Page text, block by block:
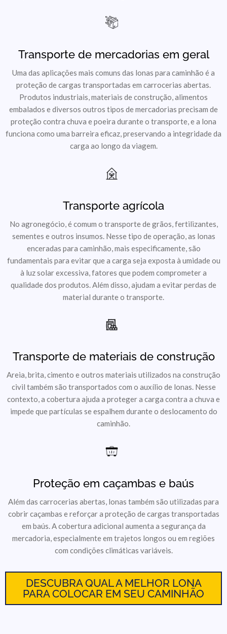
Transporte de mercadorias em geral​
Uma das aplicações mais comuns das lonas para caminhão é a
proteção de cargas transportadas em carrocerias abertas.
Produtos industriais, materiais de construção, alimentos
embalados e diversos outros tipos de mercadorias precisam de
proteção contra chuva e poeira durante o transporte, e a lona
funciona como uma barreira eficaz, preservando a integridade da
carga ao longo da viagem.
Transporte agrícola
No agronegócio, é comum o transporte de grãos, fertilizantes,
sementes e outros insumos. Nesse tipo de operação, as lonas
enceradas para caminhão, mais especificamente, são
fundamentais para evitar que a carga seja exposta à umidade ou
à luz solar excessiva, fatores que podem comprometer a
qualidade dos produtos. Além disso, ajudam a evitar perdas de
material durante o transporte.
Transporte de materiais de construção
Areia, brita, cimento e outros materiais utilizados na construção
civil também são transportados com o auxílio de lonas. Nesse
contexto, a cobertura ajuda a proteger a carga contra a chuva e
impede que partículas se espalhem durante o deslocamento do
caminhão.
Proteção em caçambas e baús
Além das carrocerias abertas, lonas também são utilizadas para
cobrir caçambas e reforçar a proteção de cargas transportadas
em baús. A cobertura adicional aumenta a segurança da
mercadoria, especialmente em trajetos longos ou em regiões
com condições climáticas variáveis.
DESCUBRA QUAL A MELHOR LONA
PARA COLOCAR EM SEU CAMINHÃO